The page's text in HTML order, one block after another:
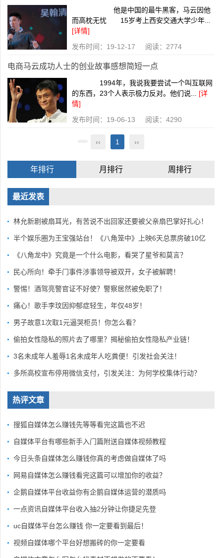
他是中国的最牛黑客，马云因他
而高枕无忧 15岁考上西安交通大学少年...
[详情]
发布时间：19-12-17 阅读：2774
电商马云成功人士的创业故事感想简短一点
1994年，我说我要尝试一个叫互联网
的东西，23个人表示极力反对。他们说... [详
情]
发布时间：19-06-13 阅读：4290
‹‹ 1 ››
年排行 月排行 周排行
最近发表
林允新剧被扇耳光，有苦说不出回家还要被父亲扇巴掌好扎心！
半个娱乐圈为王宝强站台！《八角笼中》上映6天总票房破10亿
《八角龙中》究竟是一个什么电影，看哭了星爷和莫言？
民心所向！牵手门事件涉事领导被双开，女子被解聘！
警惕！酒驾亮警官证不好使？警察居然被免职了！
痛心！歌手李玟因抑郁症轻生，年仅48岁！
男子故意1次取1元逼哭柜员！你怎么看？
偷拍女性隐私的照片去了哪里？揭秘偷拍女性隐私产业链！
3名未成年人羞辱1名未成年人吃粪便！引发社会关注！
多所高校宣布停用微信支付，引发关注：为何学校集体行动？
热评文章
搜狐自媒体怎么赚钱先等等看完这篇也不迟
自媒体平台有哪些新手入门篇附送自媒体视频教程
今日头条自媒体怎么赚钱你真的考虑做自媒体了吗
网易自媒体怎么赚钱看完这篇可以增加你的收益？
企鹅自媒体平台收益你有企鹅自媒体运营的潜质吗
一点资讯自媒体平台收入抽2分钟让你捷足先登
uc自媒体平台怎么赚钱 你一定要看到最后！
视频自媒体哪个平台好想搬砖的你一定要看